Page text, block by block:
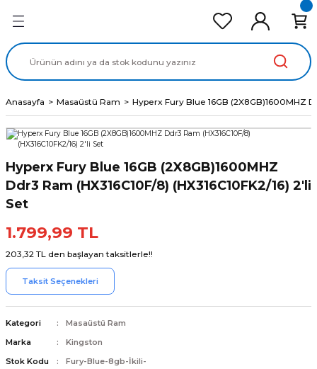
Ekran Panel
Data Kablo
Anasayfa Masaüstü Ram Hyperx Fury Blue 16GB (2X8GB)1600MHZ
Hyperx Fury Blue 16GB (2X8GB)1600MHZ
Ddr3 Ram (HX316C10F/8) (HX316C10FK2/16) 2'li
Set
1.799,99 TL
203,32 TL den başlayan taksitlerle!!
Taksit Seçenekleri
Kategori
Masaüstü Ram
Marka
Kingston
Stok Kodu
Fury-Blue-8gb-İkili-